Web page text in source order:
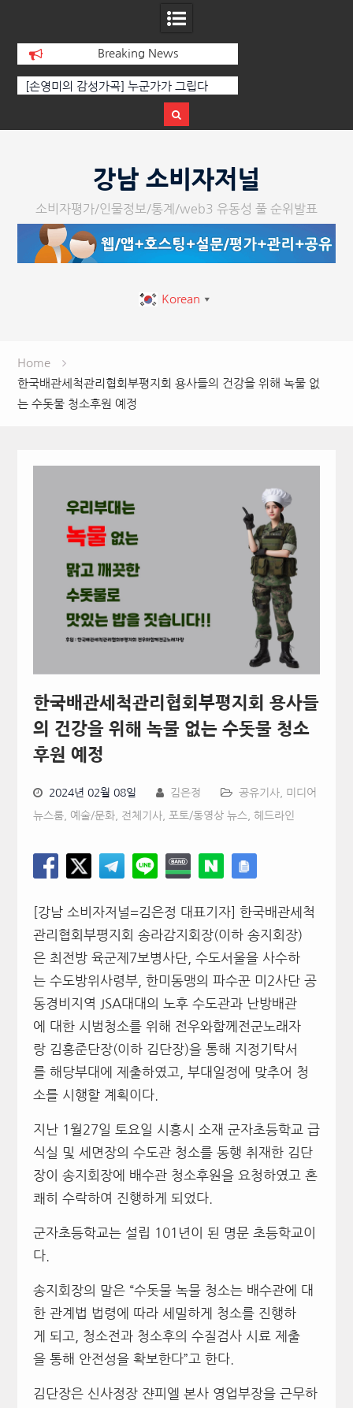
Breaking News
[손영미의 감성가곡] 누군가가 그립다
강남 소비자저널
소비자평가/인물정보/통계/web3 유동성 풀 순위발표
Korean ▼
Home
한국배관세척관리협회부평지회 용사들의 건강을 위해 녹물 없
는 수돗물 청소후원 예정
한국배관세척관리협회부평지회 용사들
의 건강을 위해 녹물 없는 수돗물 청소
후원 예정
2024년 02월 08일 김은정 공유기사, 미디어
뉴스룸, 예술/문화, 전체기사, 포토/동영상 뉴스, 헤드라인
[강남 소비자저널=김은정 대표기자] 한국배관세척
관리협회부평지회 송라감지회장(이하 송지회장)
은 최전방 육군제7보병사단, 수도서울을 사수하
는 수도방위사령부, 한미동맹의 파수꾼 미2사단 공
동경비지역 JSA대대의 노후 수도관과 난방배관
에 대한 시범청소를 위해 전우와함께전군노래자
랑 김홍준단장(이하 김단장)을 통해 지정기탁서
를 해당부대에 제출하였고, 부대일정에 맞추어 청
소를 시행할 계획이다.
지난 1월27일 토요일 시흥시 소재 군자초등학교 급
식실 및 세면장의 수도관 청소를 동행 취재한 김단
장이 송지회장에 배수관 청소후원을 요청하였고 혼
쾌히 수락하여 진행하게 되었다.
군자초등학교는 설립 101년이 된 명문 초등학교이
다.
송지회장의 말은 “수돗물 녹물 청소는 배수관에 대
한 관계법 법령에 따라 세밀하게 청소를 진행하
게 되고, 청소전과 청소후의 수질검사 시료 제출
을 통해 안전성을 확보한다”고 한다.
김단장은 신사정장 쟌피엘 본사 영업부장을 근무하